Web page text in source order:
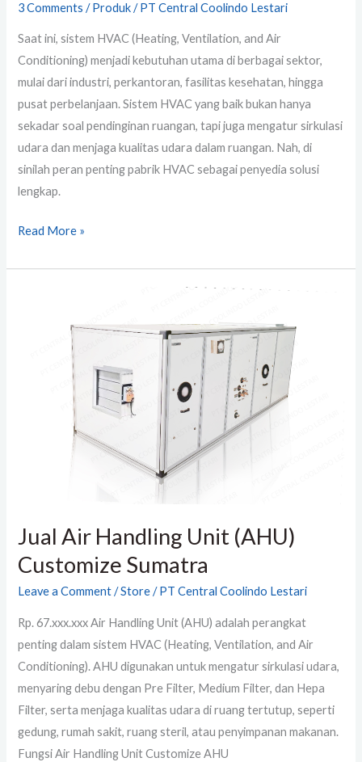
3 Comments /Produk/PT Central Coolindo Lestari
Saat ini, sistem HVAC (Heating, Ventilation, and Air
Conditioning) menjadi kebutuhan utama di berbagai sektor,
mulai dari industri, perkantoran, fasilitas kesehatan, hingga
pusat perbelanjaan. Sistem HVAC yang baik bukan hanya
sekadar soal pendinginan ruangan, tapi juga mengatur sirkulasi
udara dan menjaga kualitas udara dalam ruangan. Nah, di
sinilah peran penting pabrik HVAC sebagai penyedia solusi
lengkap.
Read More »
Jual Air Handling Unit (AHU)
Customize Sumatra
Leave a Comment /Store/ PT Central Coolindo Lestari
Rp. 67.xxx.xxx Air Handling Unit (AHU) adalah perangkat
penting dalam sistem HVAC (Heating, Ventilation, and Air
Conditioning). AHU digunakan untuk mengatur sirkulasi udara,
menyaring debu dengan Pre Filter, Medium Filter, dan Hepa
Filter, serta menjaga kualitas udara di ruang tertutup, seperti
gedung, rumah sakit, ruang steril, atau penyimpanan makanan.
Fungsi Air Handling Unit Customize AHU
Customize